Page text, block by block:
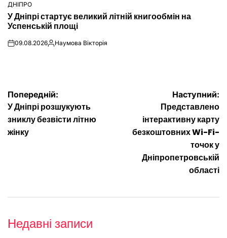
ОПУБЛІКУВАТИ
У
ДНІПРО
У Дніпрі стартує великий літній книгообмін на
Успенській площі
on09.08.2026Опубліковано
Наумова Вікторія
Навігація
записів
Попередній:
У Дніпрі розшукують
зниклу безвісти літню
жінку
Наступний:
Представлено
інтерактивну карту
безкоштовних Wi-Fi-
точок у
Дніпропетровській
області
Недавні записи